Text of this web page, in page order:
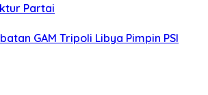
Partai
GAM Tripoli Libya Pimpin PSI